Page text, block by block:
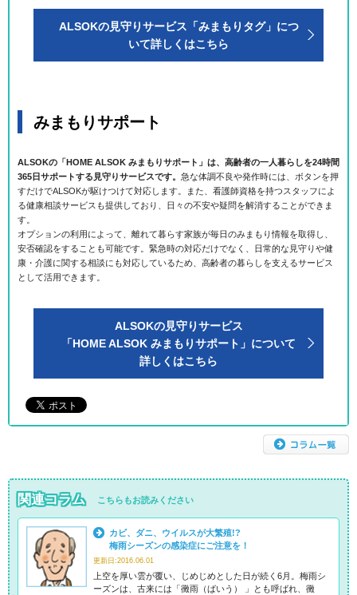
ALSOKの見守りサービス「みまもりタグ」につ
いて詳しくはこちら
みまもりサポート
ALSOKの「HOME ALSOK みまもりサポート」は、高齢者の一人暮らしを24時間
365日サポートする見守りサービスです。 急な体調不良や発作時には、ボタンを押
すだけでALSOKが駆けつけて対応します。また、看護師資格を持つスタッフによ
る健康相談サービスも提供しており、日々の不安や疑問を解消することができま
す。
オプションの利用によって、離れて暮らす家族が毎日のみまもり情報を取得し、
安否確認をすることも可能です。緊急時の対応だけでなく、日常的な見守りや健
康・介護に関する相談にも対応しているため、高齢者の暮らしを支えるサービス
として活用できます。
ALSOKの見守りサービス
「HOME ALSOK みまもりサポート」について
詳しくはこちら
関連コラム こちらもお読みください
カビ、ダニ、ウイルスが大繁殖!?
梅雨シーズンの感染症にご注意を！
更新日:2016.06.01
上空を厚い雲が覆い、じめじめとした日が続く6月。梅雨シ
ーズンは、古来には「黴雨（ばいう） 」とも呼ばれ、黴